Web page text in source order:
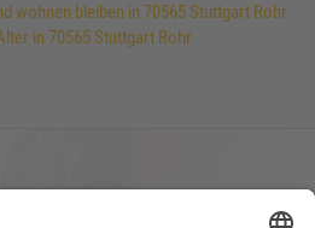
wohnen bleiben in 70565 Stuttgart Rohr
in 70565 Stuttgart Rohr